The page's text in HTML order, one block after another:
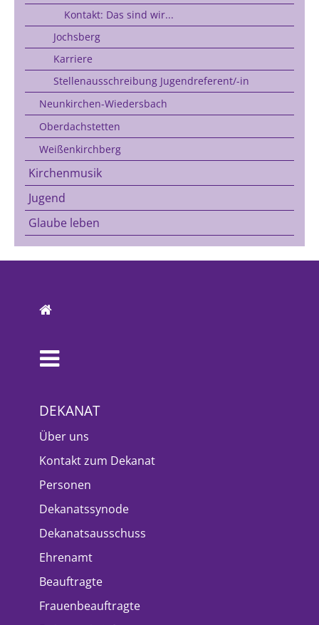
Kontakt: Das sind wir...
Jochsberg
Karriere
Stellenausschreibung Jugendreferent/-in
Neunkirchen-Wiedersbach
Oberdachstetten
Weißenkirchberg
Kirchenmusik
Jugend
Glaube leben
DEKANAT
Über uns
Kontakt zum Dekanat
Personen
Dekanatssynode
Dekanatsausschuss
Ehrenamt
Beauftragte
Frauenbeauftragte